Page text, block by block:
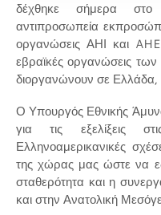
δέχθηκε σήμερα στο
αντιπροσωπεία
οργανώσεις ΑΗΙ και
εβραϊκές οργανώσεις
διοργανώνουν σε Ελλάδα,
Ο Υπουργός Εθνικής
για τις εξελίξεις
Ελληνοαμερικανικές
της χώρας μας ώστε να
σταθερότητα και η
και στην Ανατολική